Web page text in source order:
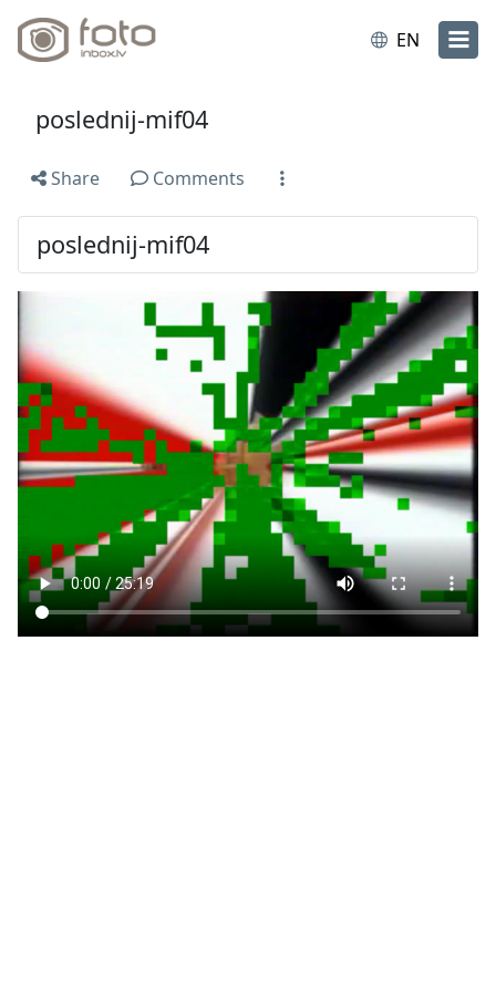
EN
poslednij-mif04
Share Comments
poslednij-mif04